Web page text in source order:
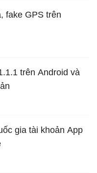
fake GPS trên
trên Android và
gia tài khoản App